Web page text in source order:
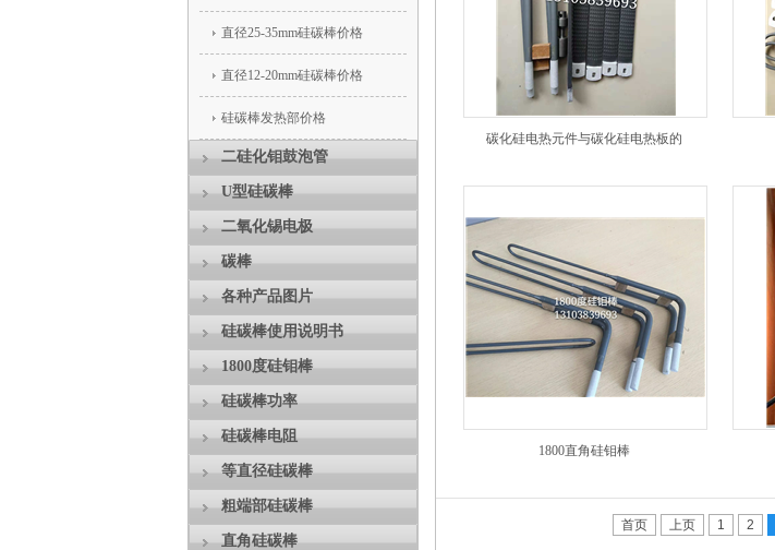
直径25-35mm硅碳棒价格
直径12-20mm硅碳棒价格
硅碳棒发热部价格
二硅化钼鼓泡管
U型硅碳棒
二氧化锡电极
碳棒
各种产品图片
硅碳棒使用说明书
1800度硅钼棒
硅碳棒功率
硅碳棒电阻
等直径硅碳棒
粗端部硅碳棒
直角硅碳棒
碳化硅电热元件与碳化硅电热板的
1800直角硅钼棒
首页 上页 1 2